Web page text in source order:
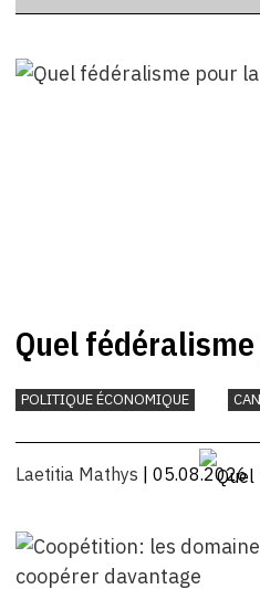
Quel
POLITIQUE ÉCONOMIQUE
Laetitia Mathys | 05.08.2026